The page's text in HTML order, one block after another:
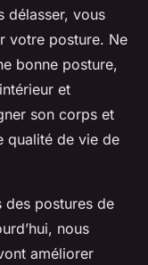
délasser, vous
votre posture. Ne
bonne posture,
et
son corps et
qualité de vie de
des postures de
nous
améliorer